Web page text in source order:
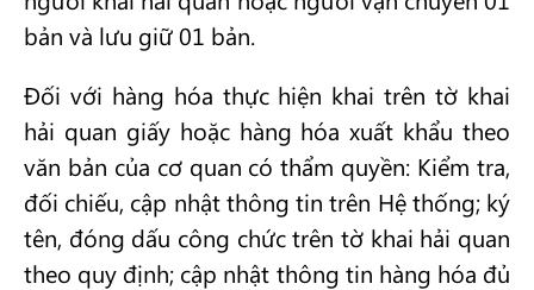
bản và lưu giữ 01 bản.
Đối với hàng hóa thực hiện khai trên tờ khai
hải quan giấy hoặc hàng hóa xuất khẩu theo
văn bản của cơ quan có thẩm quyền: Kiểm tra,
đối chiếu, cập nhật thông tin trên Hệ thống; ký
tên, đóng dấu công chức trên tờ khai hải quan
theo quy định; cập nhật thông tin hàng hóa đủ